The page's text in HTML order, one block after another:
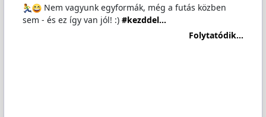
Nem vagyunk egyformák, még a futás közben
sem - és ez így van jól! :) #kezddel…
Folytatódik...